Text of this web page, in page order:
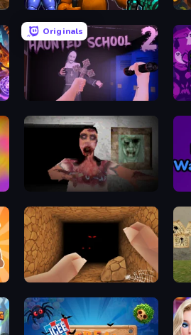
FNaF Shooter
Originals
Haunted School 2
Silent House
Horror Nights Story